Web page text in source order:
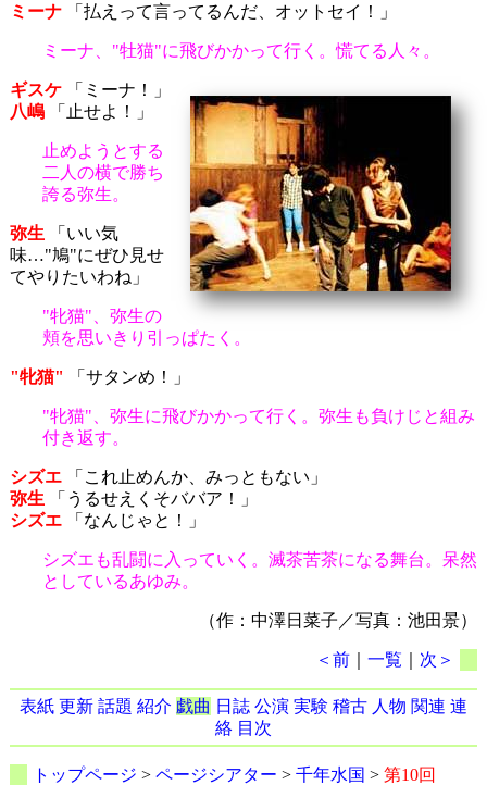
ミーナ「払えって言ってるんだ、オットセイ！」
ミーナ、"牡猫"に飛びかかって行く。慌てる人々。
ギスケ「ミーナ！」
八嶋「止せよ！」
止めようとする
二人の横で勝ち
誇る弥生。
弥生 「いい気
味…"鳩"にぜひ見せ
てやりたいわね」
"牝猫"、弥生の
頬を思いきり引っぱたく。
"牝猫" 「サタンめ！」
"牝猫"、弥生に飛びかかって行く。弥生も負けじと組み
付き返す。
シズエ「これ止めんか、みっともない」
弥生 「うるせえくそババア！」
シズエ「なんじゃと！」
シズエも乱闘に入っていく。滅茶苦茶になる舞台。呆然
としているあゆみ。
（作：中澤日菜子／写真：池田景）
＜前 ｜一覧 次＞
表紙 更新 話題 紹介 戯曲 日誌 公演 実験 稽古 人物 関連 連
絡 目次
トップページ > ページシアター > 千年水国 > 第10回